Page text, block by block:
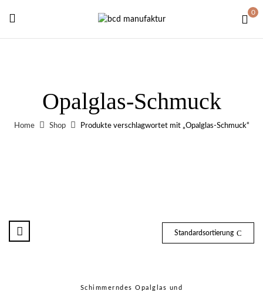
0
Opalglas-Schmuck
Home Shop Produkte verschlagwortet mit „Opalglas-Schmuck“
Standardsortierung
Schimmerndes Opalglas und